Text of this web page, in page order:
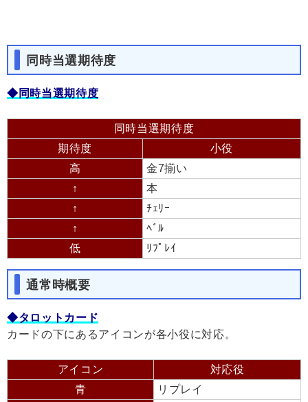
同時当選期待度
◆同時当選期待度
同時当選期待度
期待度
小役
高
金7揃い
↑
本
↑
ﾁｪﾘｰ
↑
ﾍﾞﾙ
低
ﾘﾌﾟﾚｲ
通常時概要
◆タロットカード
カードの下にあるアイコンが各小役に対応。
アイコン
対応役
青
リプレイ